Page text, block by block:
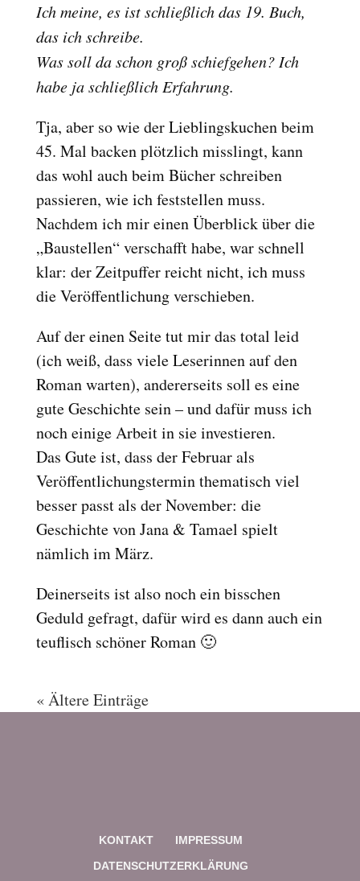
Ich meine, es ist schließlich das 19. Buch,
das ich schreibe.
Was soll da schon groß schiefgehen? Ich
habe ja schließlich Erfahrung.
Tja, aber so wie der Lieblingskuchen beim
45. Mal backen plötzlich misslingt, kann
das wohl auch beim Bücher schreiben
passieren, wie ich feststellen muss.
Nachdem ich mir einen Überblick über die
„Baustellen“ verschafft habe, war schnell
klar: der Zeitpuffer reicht nicht, ich muss
die Veröffentlichung verschieben.
Auf der einen Seite tut mir das total leid
(ich weiß, dass viele Leserinnen auf den
Roman warten), andererseits soll es eine
gute Geschichte sein – und dafür muss ich
noch einige Arbeit in sie investieren.
Das Gute ist, dass der Februar als
Veröffentlichungstermin thematisch viel
besser passt als der November: die
Geschichte von Jana & Tamael spielt
nämlich im März.
Deinerseits ist also noch ein bisschen
Geduld gefragt, dafür wird es dann auch ein
teuflisch schöner Roman 🙂
« Ältere Einträge
KONTAKT
IMPRESSUM
DATENSCHUTZERKLÄRUNG